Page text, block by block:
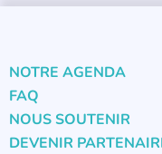
NOTRE AGENDA
FAQ
NOUS SOUTENIR
DEVENIR